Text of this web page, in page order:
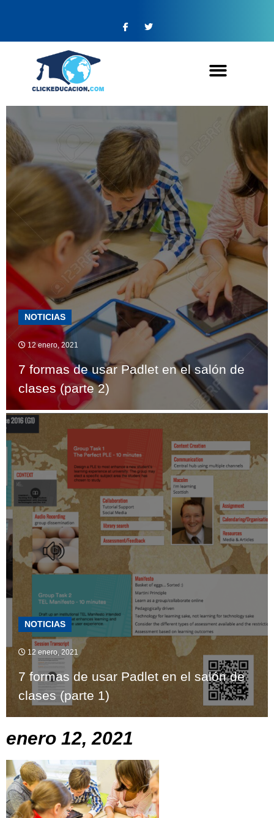
NOTICIAS
12 enero, 2021
7 formas de usar Padlet en el salón de
clases (parte 2)
NOTICIAS
12 enero, 2021
7 formas de usar Padlet en el salón de
clases (parte 1)
enero 12, 2021